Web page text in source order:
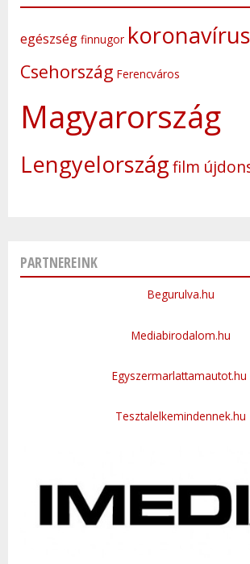
egészség finnugor koronavírus
Csehország Ferencváros
Magyarország
Lengyelországfilm
PARTNEREINK
Begurulva.hu
Mediabirodalom.hu
Egyszermarlattamautot.hu
Tesztalelkemindennek.hu